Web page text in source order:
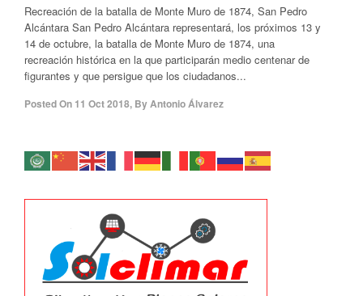
Recreación de la batalla de Monte Muro de 1874, San Pedro
Alcántara San Pedro Alcántara representará, los próximos 13 y
14 de octubre, la batalla de Monte Muro de 1874, una
recreación histórica en la que participarán medio centenar de
figurantes y que persigue que los ciudadanos...
Posted On 11 Oct 2018, ByAntonio Álvarez